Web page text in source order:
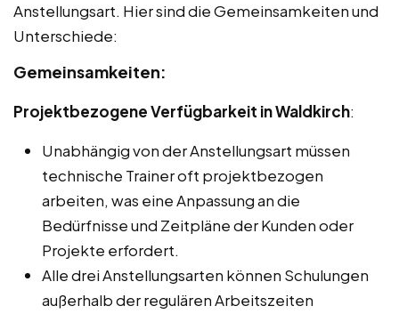
Anstellungsart. Hier sind die Gemeinsamkeiten und
Unterschiede:
Gemeinsamkeiten:
Projektbezogene Verfügbarkeit in Waldkirch:
Unabhängig von der Anstellungsart müssen
technische Trainer oft projektbezogen
arbeiten, was eine Anpassung an die
Bedürfnisse und Zeitpläne der Kunden oder
Projekte erfordert.
Alle drei Anstellungsarten können Schulungen
außerhalb der regulären Arbeitszeiten